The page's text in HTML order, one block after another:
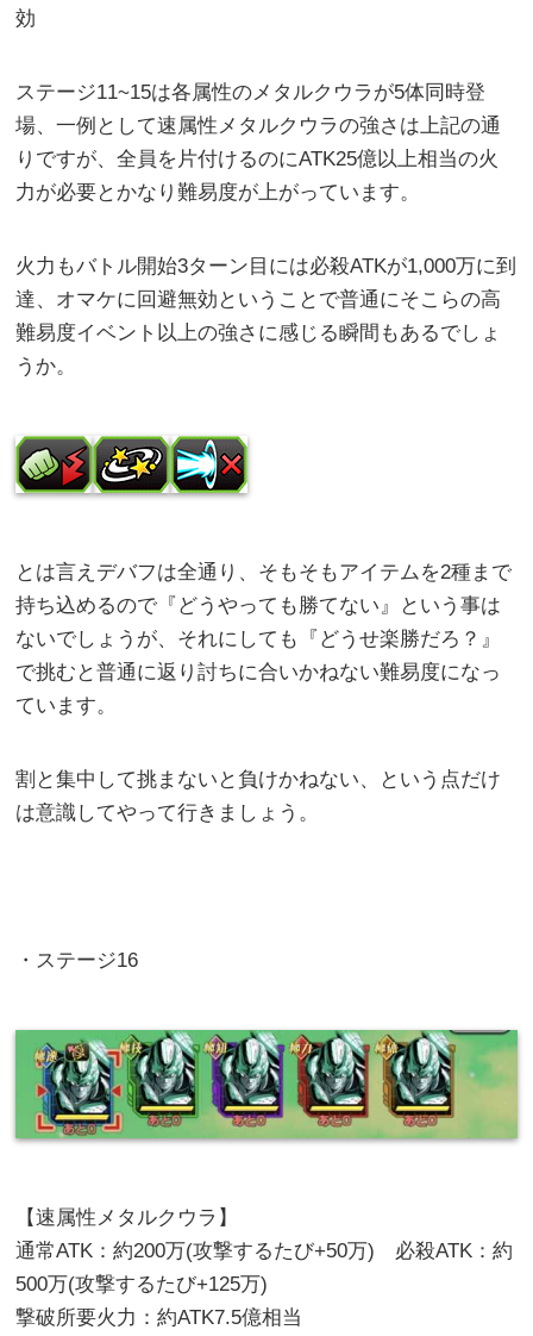
効
ステージ11~15は各属性のメタルクウラが5体同時登
場、一例として速属性メタルクウラの強さは上記の通
りですが、全員を片付けるのにATK25億以上相当の火
力が必要とかなり難易度が上がっています。
火力もバトル開始3ターン目には必殺ATKが1,000万に到
達、オマケに回避無効ということで普通にそこらの高
難易度イベント以上の強さに感じる瞬間もあるでしょ
うか。
とは言えデバフは全通り、そもそもアイテムを2種まで
持ち込めるので『どうやっても勝てない』という事は
ないでしょうが、それにしても『どうせ楽勝だろ？』
で挑むと普通に返り討ちに合いかねない難易度になっ
ています。
割と集中して挑まないと負けかねない、という点だけ
は意識してやって行きましょう。
・ステージ16
【速属性メタルクウラ】
通常ATK：約200万(攻撃するたび+50万) 必殺ATK：約
500万(攻撃するたび+125万)
撃破所要火力：約ATK7.5億相当